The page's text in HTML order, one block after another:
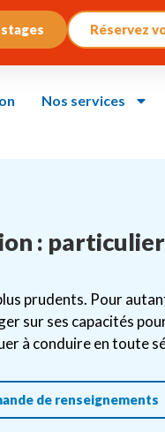
Réservez
Nos services
:
prudents. Pour
sur ses capacités
à conduire en toute
de renseignements